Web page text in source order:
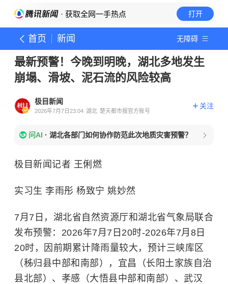
· 获取全网一手热点 打开
首页 新闻 无障碍
最新预警！今晚到明晚，湖北多地发生
崩塌、滑坡、泥石流的风险较高
极目新闻
2026年7月7日23:04 湖北 楚天都市报官方账号
关注
问AI · 湖北各部门如何协作防范此次地质灾害预警？
极目新闻记者 王俐燃
实习生 李雨彤 杨致宁 姚妙然
7月7日，湖北省自然资源厅和湖北省气象局联合
发布预警：2026年7月7日20时-2026年7月8日
20时，因前期累计降雨量较大，预计三峡库区
（秭归县中部和南部），宜昌（长阳土家族自治
县北部）、孝感（大悟县中部和南部）、武汉